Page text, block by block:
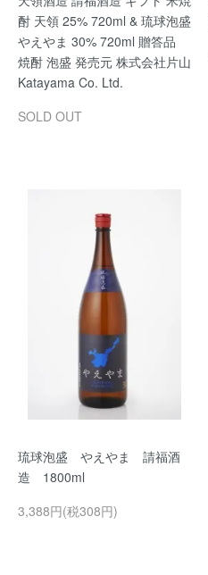
酎 天領 25% 720ml & 琉球泡盛
やえやま 30% 720ml 贈答品
焼酎 泡盛 発売元 株式会社片山
Katayama Co. Ltd.
SOLD OUT
琉球泡盛 やえやま 請福酒
造 1800ml
3,388円(税308円)